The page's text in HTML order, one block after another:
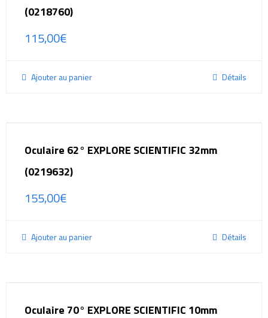
(0218760)
115,00€
Ajouter au panier Détails
Oculaire 62° EXPLORE SCIENTIFIC 32mm
(0219632)
155,00€
Ajouter au panier Détails
Oculaire 70° EXPLORE SCIENTIFIC 10mm